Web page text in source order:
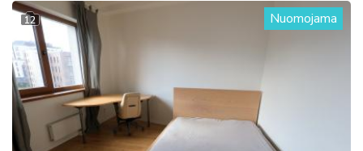
12 Nuomojama